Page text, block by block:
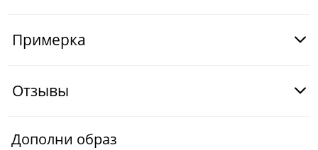
Примерка
Отзывы
Дополни образ